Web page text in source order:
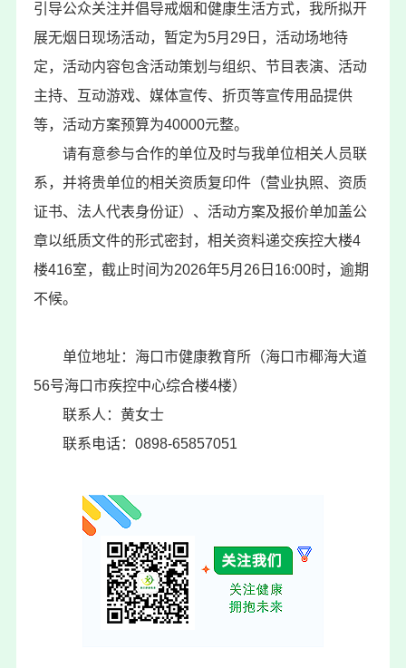
引导公众关注并倡导戒烟和健康生活方式，我所拟开
展无烟日现场活动，暂定为5月29日，活动场地待
定，活动内容包含活动策划与组织、节目表演、活动
主持、互动游戏、媒体宣传、折页等宣传用品提供
等，活动方案预算为40000元整。
请有意参与合作的单位及时与我单位相关人员联
系，并将贵单位的相关资质复印件（营业执照、资质
证书、法人代表身份证）、活动方案及报价单加盖公
章以纸质文件的形式密封，相关资料递交疾控大楼4
楼416室，截止时间为2026年5月26日16:00时，逾期
不候。
单位地址：海口市健康教育所（海口市椰海大道
56号海口市疾控中心综合楼4楼）
联系人：黄女士
联系电话：0898-65857051